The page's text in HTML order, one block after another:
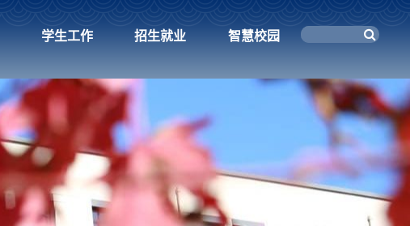
学生工作 招生就业 智慧校园